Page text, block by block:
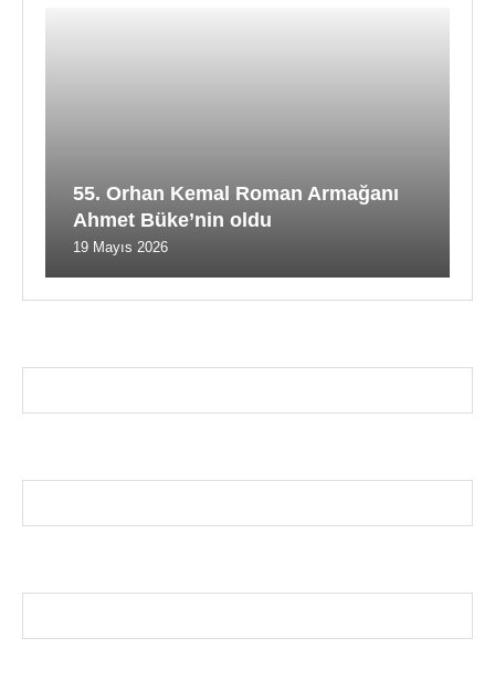
55. Orhan Kemal Roman Armağanı
Ahmet Büke’nin oldu
19 Mayıs 2026